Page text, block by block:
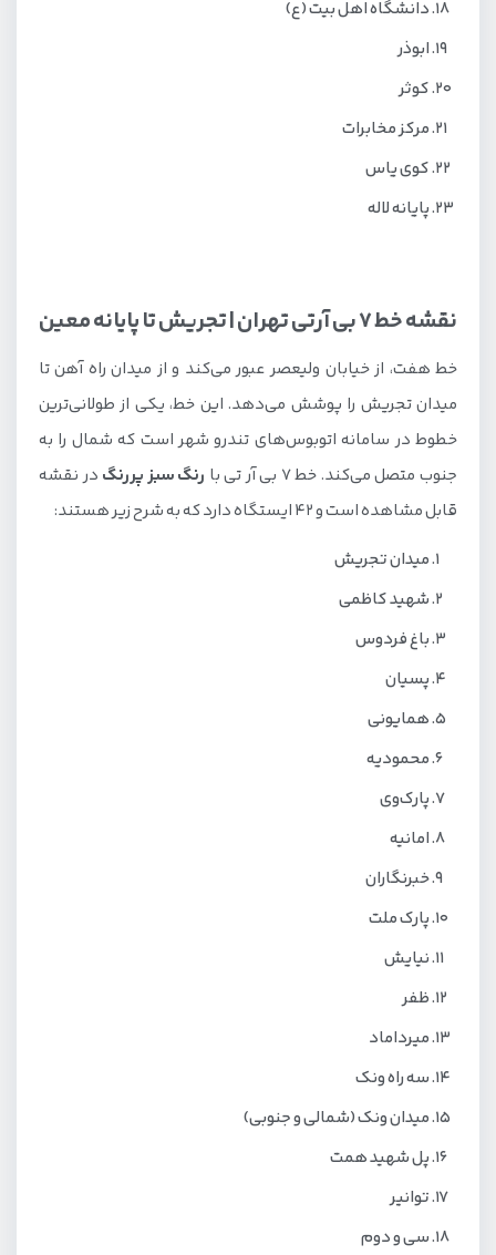
دانشگاه اهل بیت (ع)
ابوذر
کوثر
مرکز مخابرات
کوی یاس
پایانه لاله
نقشه خط 7 بی آرتی تهران | تجریش تا پایانه معین
خط هفت، از خیابان ولیعصر عبور می‌کند و از میدان راه آهن تا
میدان تجریش را پوشش می‌دهد. این خط، یکی از طولانی‌ترین
خطوط در سامانه اتوبوس‌های تندرو شهر است که شمال را به
جنوب متصل می‌کند. خط 7 بی آر تی با
رنگ سبز پررنگ در نقشه
قابل مشاهده است و 42 ایستگاه دارد که به شرح زیر هستند:
میدان تجریش
شهید کاظمی
باغ فردوس
پسیان
همایونی
محمودیه
پارک‌وی
امانیه
خبرنگاران
پارک ملت
نیایش
ظفر
میرداماد
سه راه ونک
میدان ونک (شمالی و جنوبی)
پل شهید همت
توانیر
سی‌ و‌ دوم